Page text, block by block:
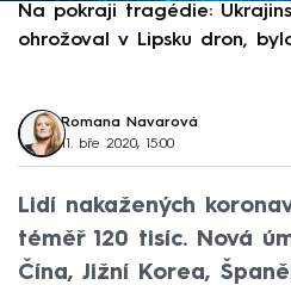
Na pokraji tragédie:
ohrožoval v Lipsku dron,
Romana Navarová
11. bře 2020, 15:00
Lidí nakažených
téměř 120 tisíc. Nová
Čína, Jižní Korea,